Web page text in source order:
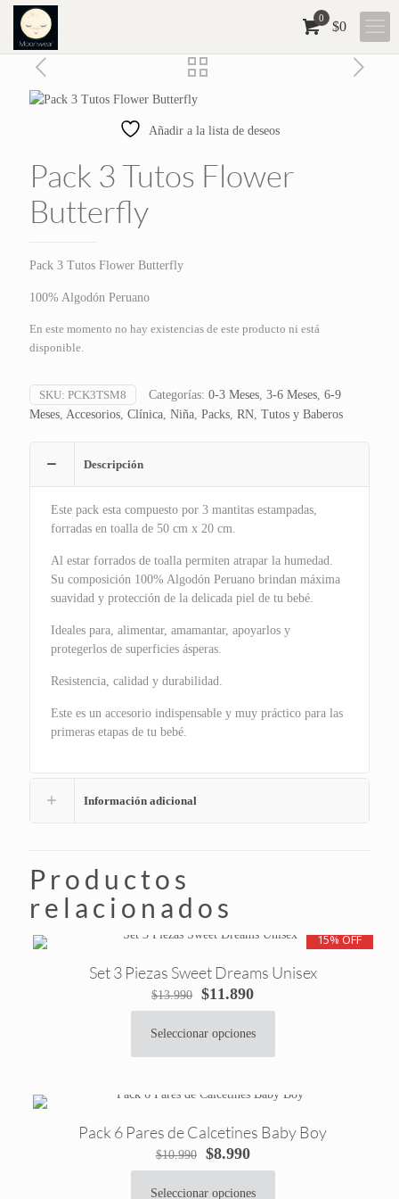
0
$0
Añadir a la lista de deseos
Pack 3 Tutos Flower
Butterfly
Pack 3 Tutos Flower Butterfly
100% Algodón Peruano
En este momento no hay existencias de este producto ni está
disponible.
SKU: PCK3TSM8 Categorías: 0-3 Meses, 3-6 Meses, 6-9
Meses, Accesorios, Clínica, Niña, Packs, RN, Tutos y Baberos
Descripción
Este pack esta compuesto por 3 mantitas estampadas,
forradas en toalla de 50 cm x 20 cm.
Al estar forrados de toalla permiten atrapar la humedad.
Su composición 100% Algodón Peruano brindan máxima
suavidad y protección de la delicada piel de tu bebé.
Ideales para, alimentar, amamantar, apoyarlos y
protegerlos de superficies ásperas.
Resistencia, calidad y durabilidad.
Este es un accesorio indispensable y muy práctico para las
primeras etapas de tu bebé.
Información adicional
Productos
relacionados
15% OFF
Set 3 Piezas Sweet Dreams Unisex
$13.990
El
precio
original
$11.890El
precio
actual
Seleccionar opciones
producto
múltiples
Las
opciones
se
pueden
Pack 6 Pares de Calcetines Baby Boy
$10.990
El
precio
original
$8.990El
precio
actual
Seleccionar opciones